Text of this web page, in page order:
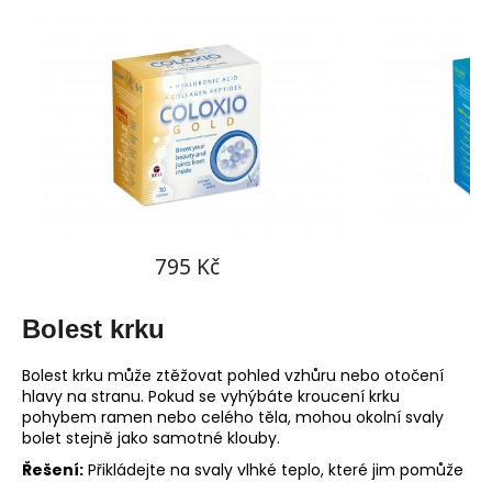
Bolest krku
Bolest krku může ztěžovat pohled vzhůru nebo otočení
hlavy na stranu. Pokud se vyhýbáte kroucení krku
pohybem ramen nebo celého těla, mohou okolní svaly
bolet stejně jako samotné klouby.
Řešení: Přikládejte na svaly vlhké teplo, které jim pomůže